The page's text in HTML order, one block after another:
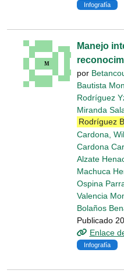
Infografía
Manejo
por
Bautista
Rodríguez
Miranda
Rodríguez
Cardona,
Cardona
Alzate
Machuca
Ospina
Valencia
Bolaños
Publicado
Enlace
Infografía